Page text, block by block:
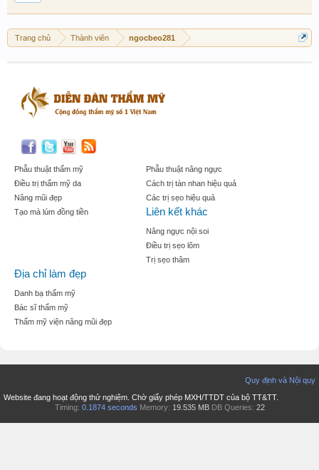
Trang chủ Thành viên ngocbeo281
Phẫu thuật thẩm mỹ
Điều trị thẩm mỹ da
Nâng mũi đẹp
Tạo mà lúm đồng tiền
Phẫu thuật nâng ngực
Cách trị tàn nhan hiệu quả
Các trị sẹo hiệu quả
Liên kết khác
Nâng ngực nội soi
Điều trị sẹo lõm
Trị sẹo thâm
Địa chỉ làm đẹp
Danh bạ thẩm mỹ
Bác sĩ thẩm mỹ
Thẩm mỹ viện nâng mũi đẹp
Quy định và Nội quy
Website đang hoạt động thử nghiệm. Chờ giấy phép MXH/TTDT của bộ TT&TT.
Timing: 0.1874 seconds Memory: 19.535 MB DB Queries: 22